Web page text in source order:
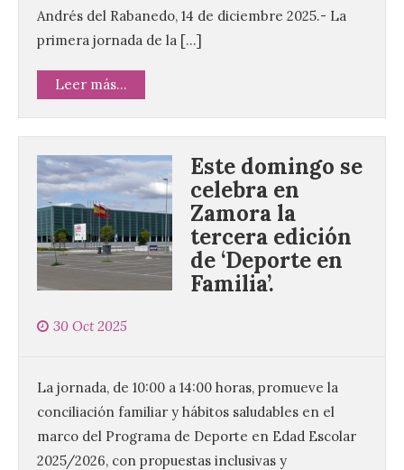
Andrés del Rabanedo, 14 de diciembre 2025.- La
primera jornada de la […]
Leer más...
Este domingo se
celebra en
Zamora la
tercera edición
de ‘Deporte en
Familia’.
30 Oct 2025
La jornada, de 10:00 a 14:00 horas, promueve la
conciliación familiar y hábitos saludables en el
marco del Programa de Deporte en Edad Escolar
2025/2026, con propuestas inclusivas y